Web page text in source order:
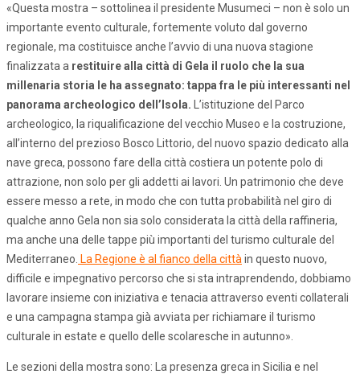
«Questa mostra – sottolinea il presidente Musumeci – non è solo un
importante evento culturale, fortemente voluto dal governo
regionale, ma costituisce anche l’avvio di una nuova stagione
finalizzata a restituire alla città di Gela il ruolo che la sua
millenaria storia le ha assegnato: tappa fra le più interessanti nel
panorama archeologico dell’Isola. L’istituzione del Parco
archeologico, la riqualificazione del vecchio Museo e la costruzione,
all’interno del prezioso Bosco Littorio, del nuovo spazio dedicato alla
nave greca, possono fare della città costiera un potente polo di
attrazione, non solo per gli addetti ai lavori. Un patrimonio che deve
essere messo a rete, in modo che con tutta probabilità nel giro di
qualche anno Gela non sia solo considerata la città della raffineria,
ma anche una delle tappe più importanti del turismo culturale del
Mediterraneo. La Regione è al fianco della città in questo nuovo,
difficile e impegnativo percorso che si sta intraprendendo, dobbiamo
lavorare insieme con iniziativa e tenacia attraverso eventi collaterali
e una campagna stampa già avviata per richiamare il turismo
culturale in estate e quello delle scolaresche in autunno».
Le sezioni della mostra sono: La presenza greca in Sicilia e nel